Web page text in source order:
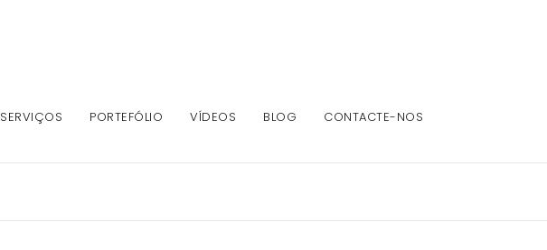
SERVIÇOS PORTEFÓLIO VÍDEOS BLOG CONTACTE-NOS